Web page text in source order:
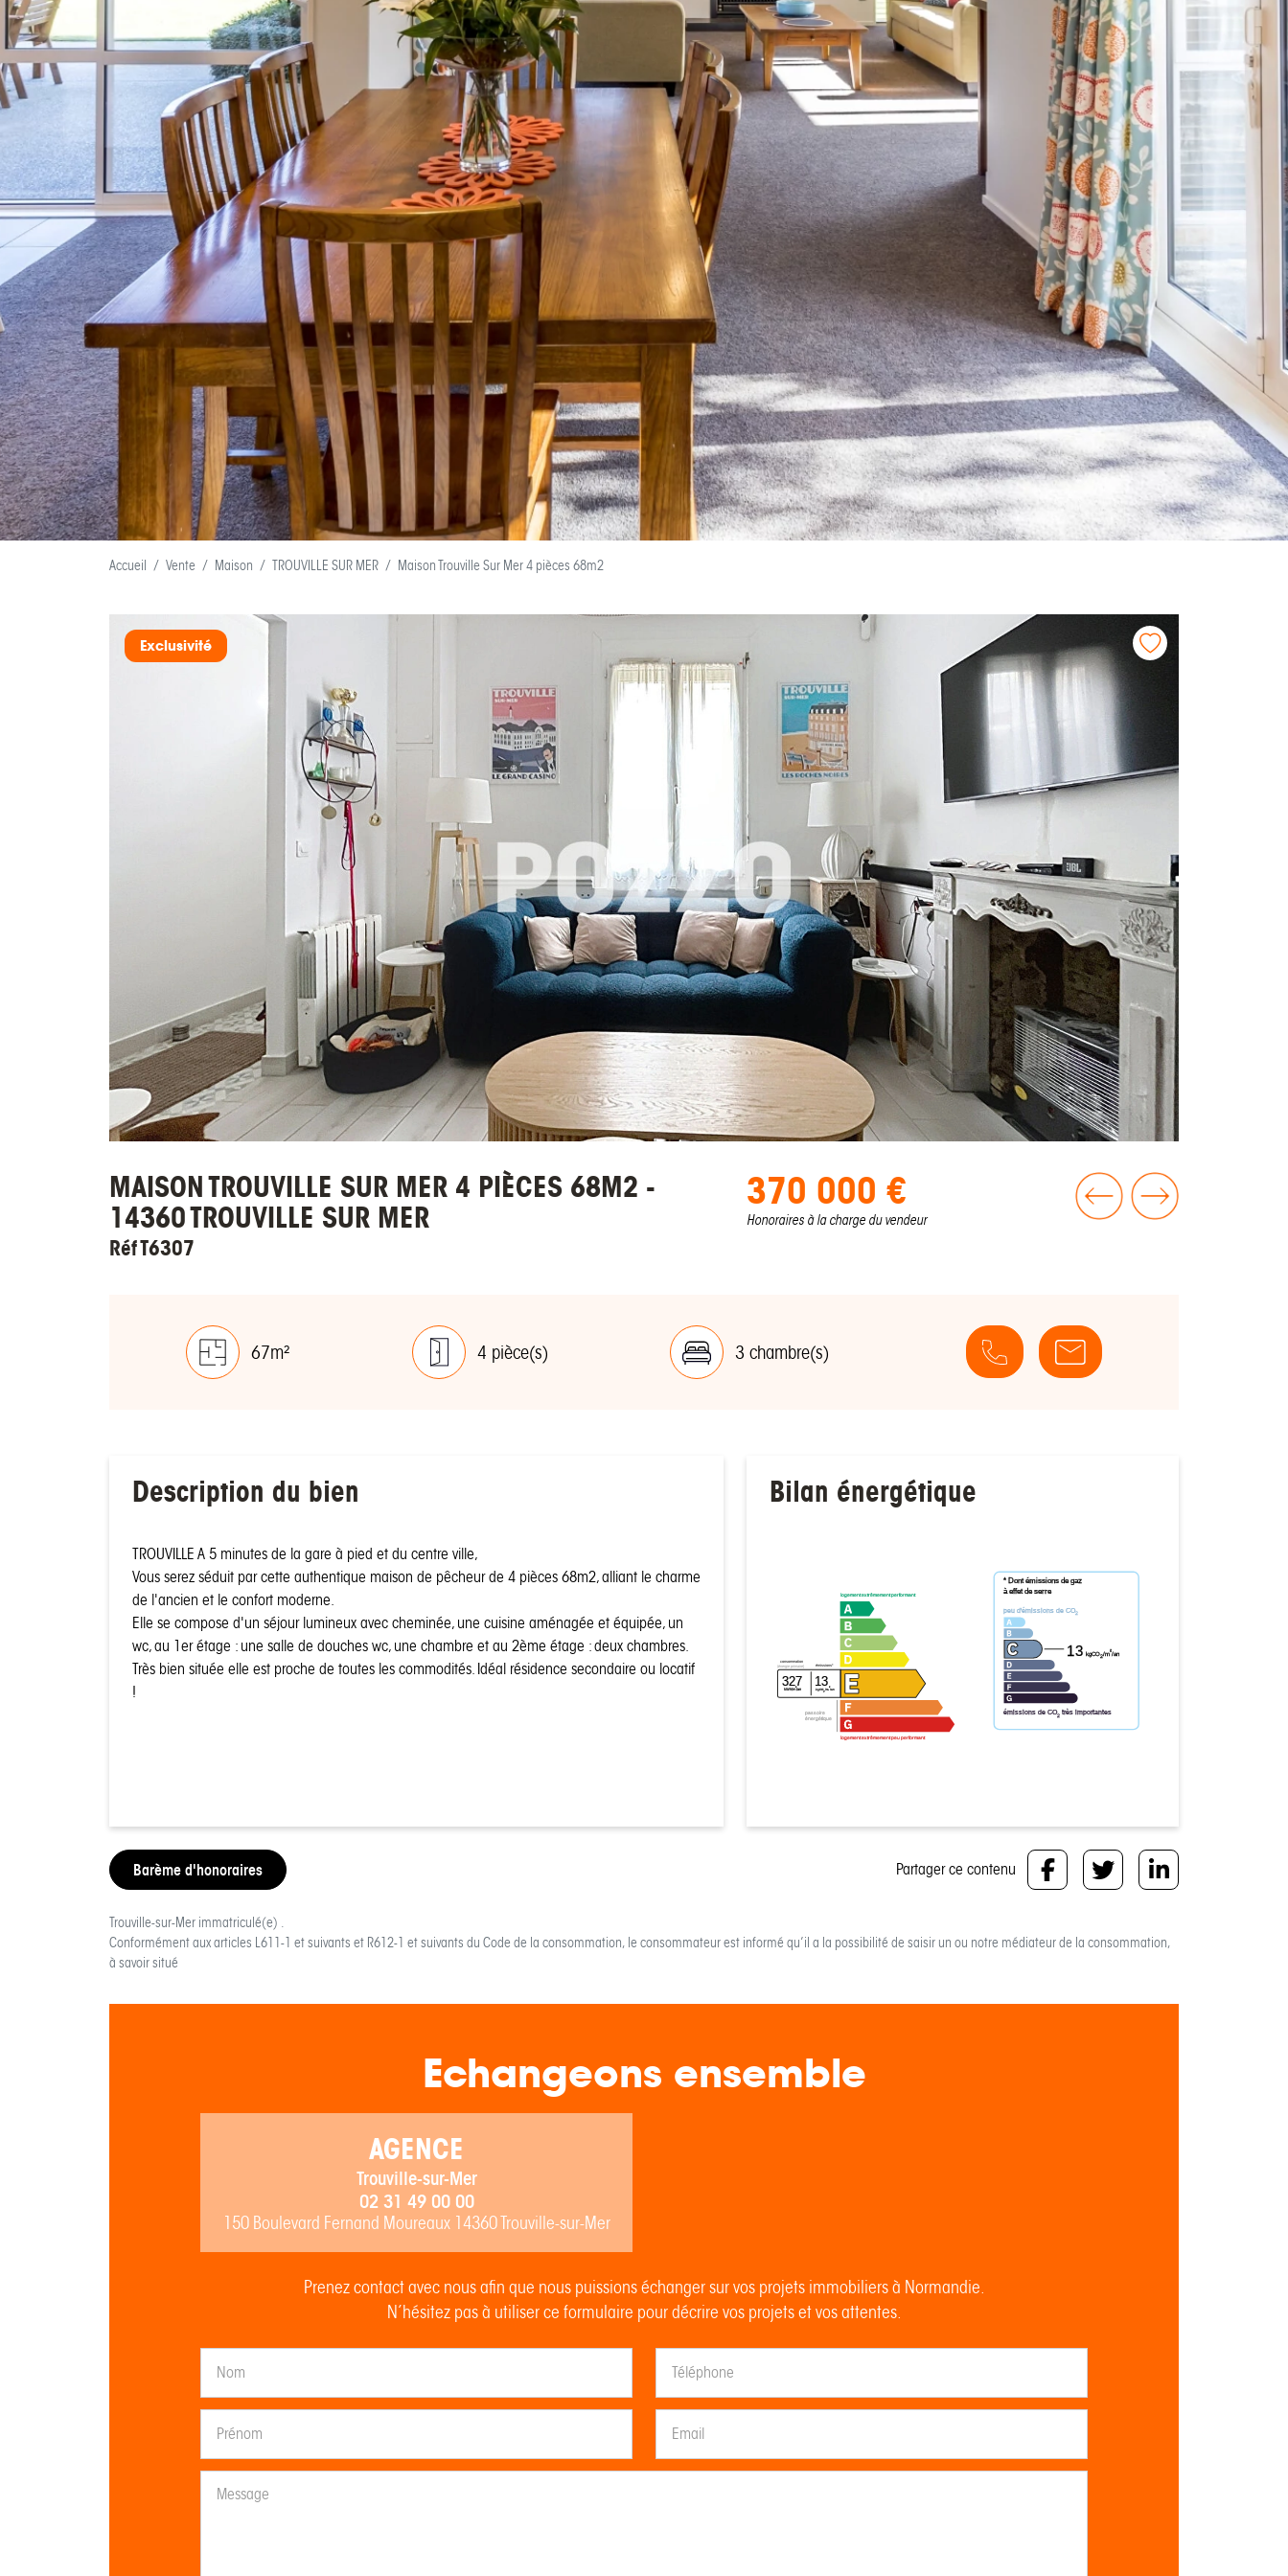
Accueil Vente Maison TROUVILLE SUR MER Maison Trouville Sur Mer 4 pièces 68m2
Exclusivité
MAISON TROUVILLE SUR MER 4 PIÈCES 68M2 -
14360 TROUVILLE SUR MER
Réf T6307
370 000 €
Honoraires à la charge du vendeur
67m² 4 pièce(s) 3 chambre(s)
Description du bien
TROUVILLE A 5 minutes de la gare à pied et du centre ville,
Vous serez séduit par cette authentique maison de pêcheur de 4 pièces 68m2, alliant le charme
de l'ancien et le confort moderne.
Elle se compose d'un séjour lumineux avec cheminée, une cuisine aménagée et équipée, un
wc, au 1er étage : une salle de douches wc, une chambre et au 2ème étage : deux chambres.
Très bien située elle est proche de toutes les commodités. Idéal résidence secondaire ou locatif
!
Bilan énergétique
passoire
énergétique
logement extrêmement performant
logement extrêmement peu performant
consommation
(énergie primaire)
327
kWh/m²/an
émissions*
13
kgCO2 /m
²
/an
* Dont émissions de gaz
à effet de serre
peu d'émissions de CO2
émissions de CO2 très importantes
13 kgCO2/m²/an
Barème d'honoraires Partager ce contenu
Trouville-sur-Mer immatriculé(e) .
Conformément aux articles L611-1 et suivants et R612-1 et suivants du Code de la consommation, le consommateur est informé qu’il a la possibilité de saisir un ou notre médiateur de la consommation,
à savoir situé
Echangeons ensemble
AGENCE
Trouville-sur-Mer
02 31 49 00 00
150 Boulevard Fernand Moureaux 14360 Trouville-sur-Mer
Prenez contact avec nous afin que nous puissions échanger sur vos projets immobiliers à Normandie.
N’hésitez pas à utiliser ce formulaire pour décrire vos projets et vos attentes.